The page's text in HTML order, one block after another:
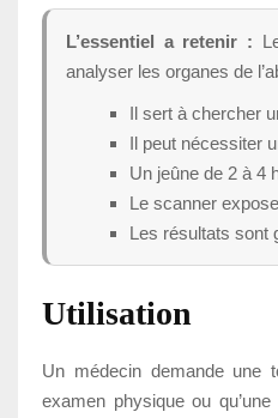
L’essentiel a retenir :
analyser les organes de
Il sert à chercher
Il peut nécessiter
Un jeûne de 2 à 4
Le scanner
Les résultats sont
Utilisation
Un médecin demande une
examen physique ou